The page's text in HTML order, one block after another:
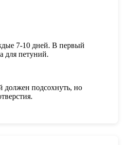
7-10 дней. В первый
для петуний.
подсохнуть, но